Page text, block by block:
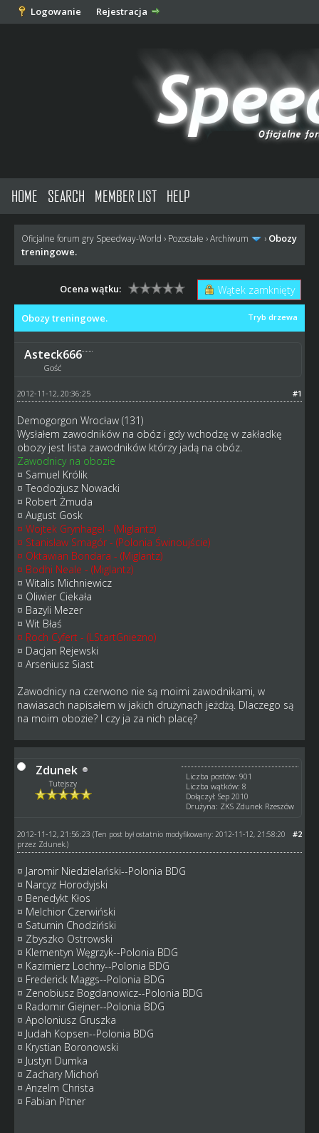
Logowanie Rejestracja
HOME SEARCH MEMBER LIST HELP
Oficjalne forum gry Speedway-World › Pozostałe ›Archiwum › Obozy
treningowe.
Wątek zamknięty
Ocena wątku:
Tryb drzewa
Obozy treningowe.
Asteck666
Gość
#1
2012-11-12, 20:36:25
Demogorgon Wrocław (131)
Wysłałem zawodników na obóz i gdy wchodzę w zakładkę
obozy jest lista zawodników którzy jadą na obóz.
Zawodnicy na obozie
¤ Samuel Królik
¤ Teodozjusz Nowacki
¤ Robert Żmuda
¤ August Gosk
¤ Wojtek Grynhagel - (Miglantz)
¤ Stanisław Smagór - (Polonia Świnoujście)
¤ Oktawian Bondara - (Miglantz)
¤ Bodhi Neale - (Miglantz)
¤ Witalis Michniewicz
¤ Oliwier Ciekała
¤ Bazyli Mezer
¤ Wit Błaś
¤ Roch Cyfert - (LStartGniezno)
¤ Dacjan Rejewski
¤ Arseniusz Siast
Zawodnicy na czerwono nie są moimi zawodnikami, w
nawiasach napisałem w jakich drużynach jeżdżą. Dlaczego są
na moim obozie? I czy ja za nich placę?
Zdunek
Tutejszy
Liczba postów: 901
Liczba wątków: 8
Dołączył: Sep 2010
Drużyna: ZKS Zdunek Rzeszów
#2
2012-11-12, 21:56:23 (Ten post był ostatnio modyfikowany: 2012-11-12, 21:58:20
przez Zdunek.)
¤ Jaromir Niedzielański--Polonia BDG
¤ Narcyz Horodyjski
¤ Benedykt Kłos
¤ Melchior Czerwiński
¤ Saturnin Chodziński
¤ Zbyszko Ostrowski
¤ Klementyn Węgrzyk--Polonia BDG
¤ Kazimierz Lochny--Polonia BDG
¤ Frederick Maggs--Polonia BDG
¤ Zenobiusz Bogdanowicz--Polonia BDG
¤ Radomir Giejner--Polonia BDG
¤ Apoloniusz Gruszka
¤ Judah Kopsen--Polonia BDG
¤ Krystian Boronowski
¤ Justyn Dumka
¤ Zachary Michoń
¤ Anzelm Christa
¤ Fabian Pitner